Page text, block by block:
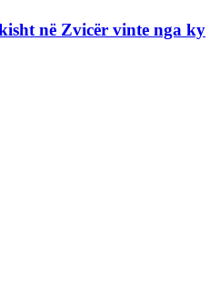
në Zvicër vinte nga ky